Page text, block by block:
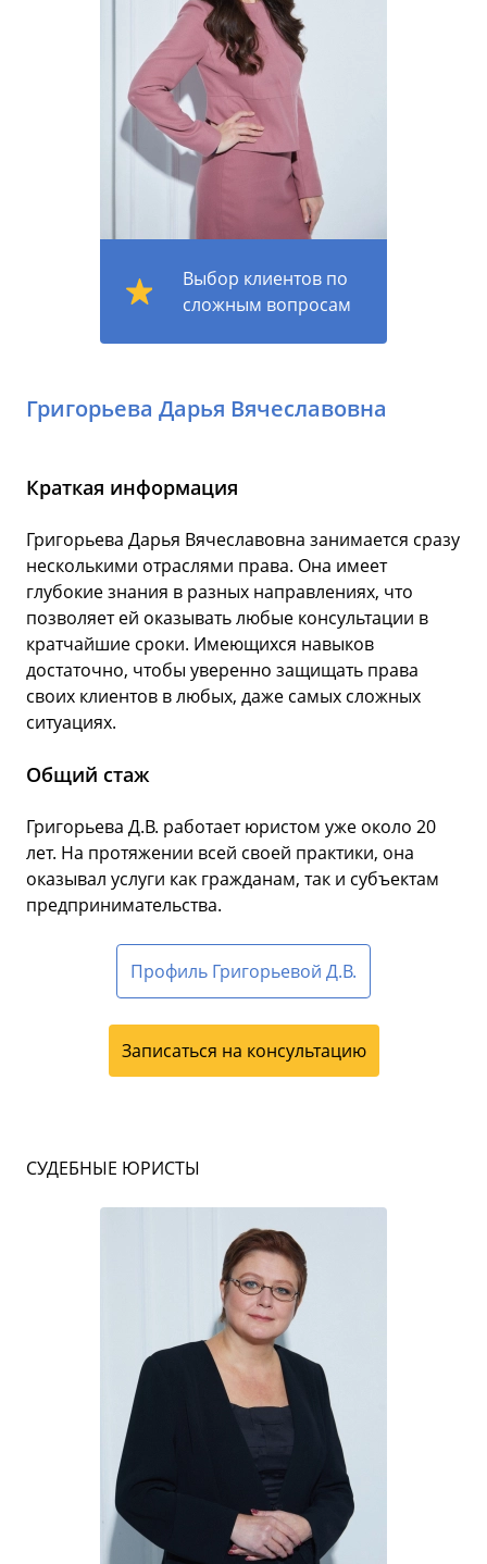
Выбор клиентов по
сложным вопросам
Григорьева Дарья Вячеславовна
Краткая информация
Григорьева Дарья Вячеславовна занимается сразу
несколькими отраслями права. Она имеет
глубокие знания в разных направлениях, что
позволяет ей оказывать любые консультации в
кратчайшие сроки. Имеющихся навыков
достаточно, чтобы уверенно защищать права
своих клиентов в любых, даже самых сложных
ситуациях.
Общий стаж
Григорьева Д.В. работает юристом уже около 20
лет. На протяжении всей своей практики, она
оказывал услуги как гражданам, так и субъектам
предпринимательства.
Профиль Григорьевой Д.В.
Записаться на консультацию
СУДЕБНЫЕ ЮРИСТЫ